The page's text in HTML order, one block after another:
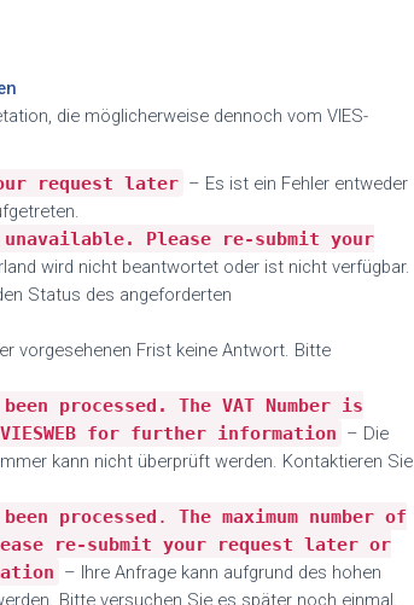
die möglicherweise dennoch vom VIES-
request later – Es ist ein Fehler entweder
Please re-submit your
wird nicht beantwortet oder ist nicht verfügbar.
Status des angeforderten
vorgesehenen Frist keine Antwort. Bitte
processed. The VAT Number is
for further information – Die
kann nicht überprüft werden. Kontaktieren Sie
processed .
The maximum number of
re-submit your request later or
– Ihre Anfrage kann aufgrund des hohen
Bitte versuchen Sie es später noch einmal.